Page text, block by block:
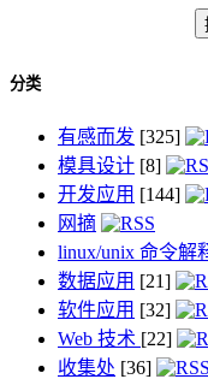
分类
有感而发 [325]
模具设计 [8]
开发应用 [144]
网摘
linux/unix 命令解
数据应用 [21]
软件应用 [32]
Web 技术 [22]
收集处 [36]